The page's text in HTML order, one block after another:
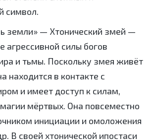
символ.
земли» — Хтонический змей —
агрессивной силы богов
и тьмы. Поскольку змея живёт
находится в контакте с
и имеет доступ к силам,
мёртвых. Она повсеместно
инициации и омоложения
В своей хтонической ипостаси